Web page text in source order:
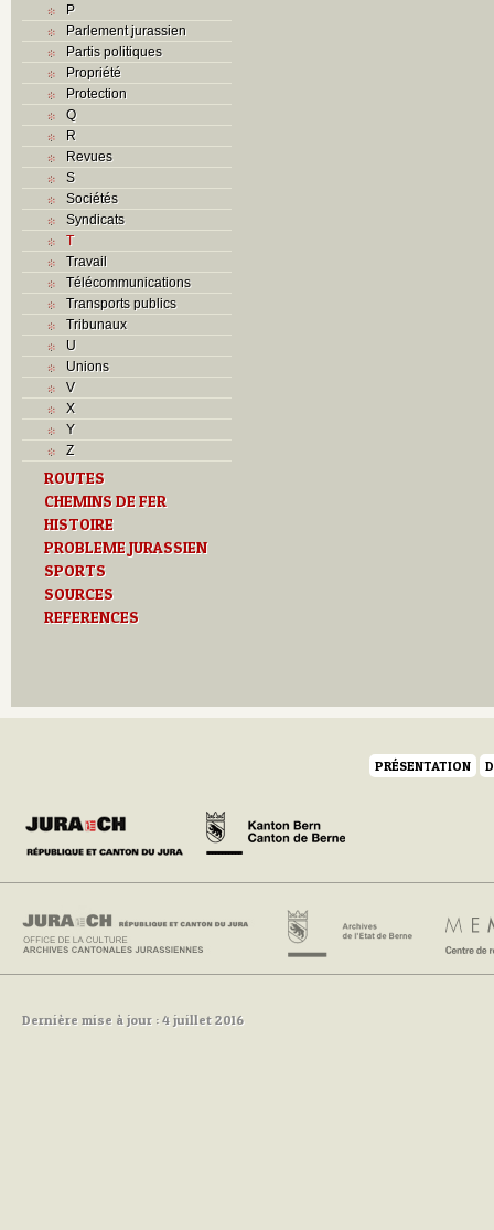
P
Parlement jurassien
Partis politiques
Propriété
Protection
Q
R
Revues
S
Sociétés
Syndicats
T
Travail
Télécommunications
Transports publics
Tribunaux
U
Unions
V
X
Y
Z
ROUTES
CHEMINS DE FER
HISTOIRE
PROBLEME JURASSIEN
SPORTS
SOURCES
REFERENCES
PRÉSENTATION
Dernière mise à jour : 4 juillet 2016